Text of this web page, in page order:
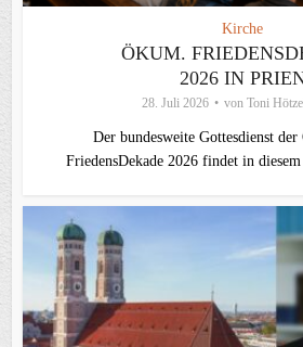
Kirche
ÖKUM.
2026 IN
28. Juli 2026 von Toni
Der bundesweite Gottesdienst der
FriedensDekade 2026 findet in diesem